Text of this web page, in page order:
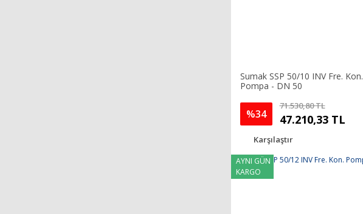
Sumak SSP 50/10 INV Fre. Kon.
Pompa - DN 50
%34
71.530,80 TL
47.210,33 TL
Karşılaştır
AYNI GÜN
KARGO